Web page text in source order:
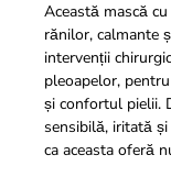
Această mască
rănilor, calmante
intervenții
pleoapelor,
și confortul pielii.
sensibilă, iritată
ca aceasta oferă